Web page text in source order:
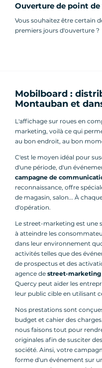
Ouverture de point
Vous souhaitez être certain
premiers jours d'ouverture ?
Mobilboard :
Montauban et
L'affichage sur roues en
marketing, voilà ce qui
au bon endroit, au bon
C'est le moyen idéal pour
d'une période, d'un
campagne de
reconnaissance, offre
de magasin, salon... À
d'opération.
Le street-marketing est une
à atteindre les
dans leur environnement
activités telles que des
de prospectus et des
agence de street-marketing
Quercy peut aider les
leur public cible en utilisant
Nos prestations sont
budget et cahier des
nous faisons tout pour
originales afin de susciter
société. Ainsi, votre
forme d'un événement sur